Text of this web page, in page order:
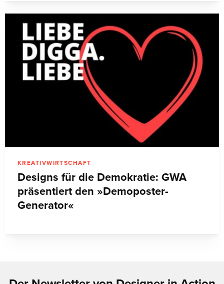
KREATIVWIRTSCHAFT
Designs für die Demokratie: GWA
präsentiert den »Demoposter-
Generator«